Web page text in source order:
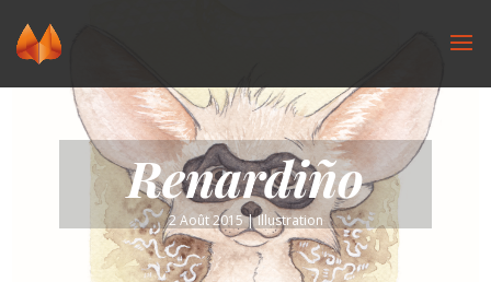
Renardiño
2 Août 2015|Illustration